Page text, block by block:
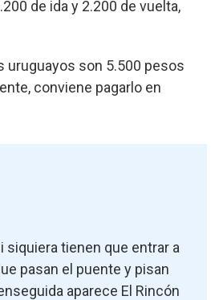
de ida y 2.200 de vuelta,
uruguayos son 5.500 pesos
conviene pagarlo en
siquiera tienen que entrar a
pasan el puente y pisan
aparece El Rincón